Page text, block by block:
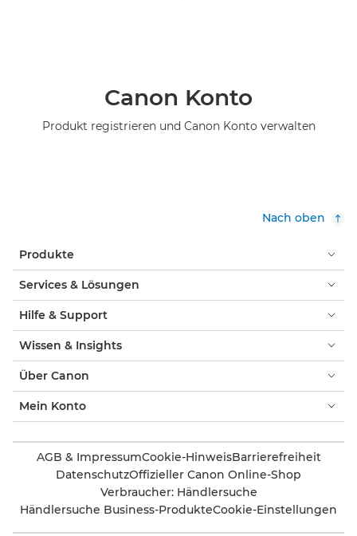
Canon Konto
Produkt registrieren und Canon Konto verwalten
Nach oben
Produkte
Services & Lösungen
Hilfe & Support
Wissen & Insights
Über Canon
Mein Konto
AGB & ImpressumCookie-HinweisBarrierefreiheit
DatenschutzOffizieller Canon Online-Shop
Verbraucher: Händlersuche
Händlersuche Business-ProdukteCookie-Einstellungen